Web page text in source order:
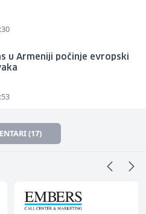
u Armeniji počinje evropski
(17)